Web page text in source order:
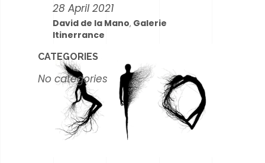
28 April 2021
David de la Mano, Galerie
Itinerrance
CATEGORIES
No categories